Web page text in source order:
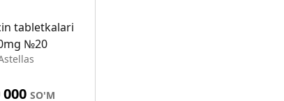
tabletkalari
№20
000SO'M